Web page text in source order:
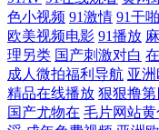
色小视频 91激情 91干
欧美视频电影 91播放
理另类 国产刺激对白
成人微拍福利导航 亚
精品在线播放 狠狠撸
国产尤物在 毛片网站黄